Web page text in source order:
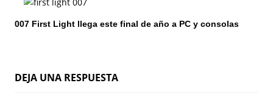
r
d
007 First Light llega este final de año a PC y consolas
DEJA UNA RESPUESTA